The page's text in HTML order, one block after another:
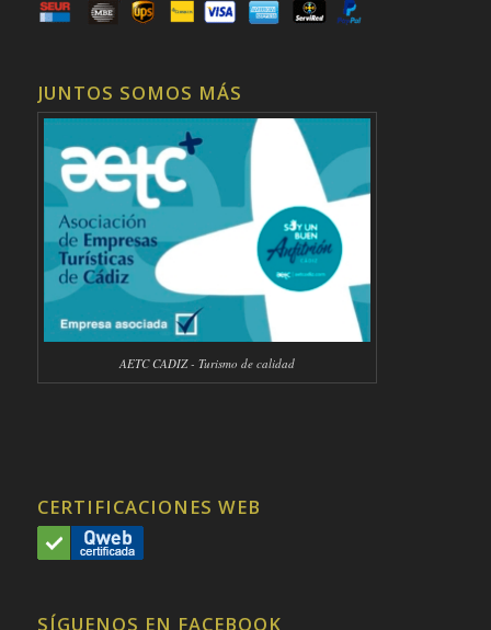
JUNTOS SOMOS MÁS
AETC CADIZ - Turismo de calidad
CERTIFICACIONES WEB
SÍGUENOS EN FACEBOOK